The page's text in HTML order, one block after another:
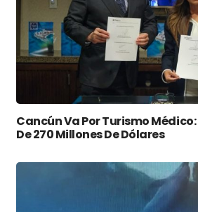
Cancún Va Por Turismo
De 270 Millones De Dólares